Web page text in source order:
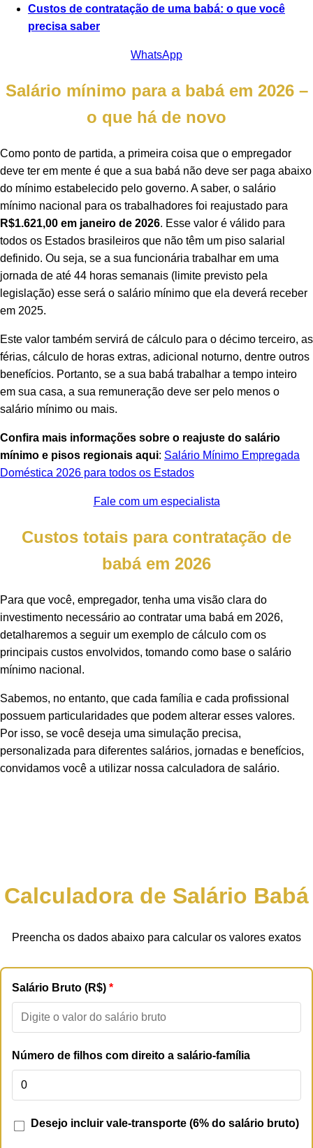
Custos de contratação de uma babá: o que você
precisa saber
WhatsApp
Salário mínimo para a babá em 2026 –
o que há de novo
Como ponto de partida, a primeira coisa que o empregador
deve ter em mente é que a sua babá não deve ser paga abaixo
do mínimo estabelecido pelo governo. A saber, o salário
mínimo nacional para os trabalhadores foi reajustado para
R$1.621,00 em janeiro de 2026. Esse valor é válido para
todos os Estados brasileiros que não têm um piso salarial
definido. Ou seja, se a sua funcionária trabalhar em uma
jornada de até 44 horas semanais (limite previsto pela
legislação) esse será o salário mínimo que ela deverá receber
em 2025.
Este valor também servirá de cálculo para o décimo terceiro, as
férias, cálculo de horas extras, adicional noturno, dentre outros
benefícios. Portanto, se a sua babá trabalhar a tempo inteiro
em sua casa, a sua remuneração deve ser pelo menos o
salário mínimo ou mais.
Confira mais informações sobre o reajuste do salário
mínimo e pisos regionais aqui: Salário Mínimo Empregada
Doméstica 2026 para todos os Estados
Fale com um especialista
Custos totais para contratação de
babá em 2026
Para que você, empregador, tenha uma visão clara do
investimento necessário ao contratar uma babá em 2026,
detalharemos a seguir um exemplo de cálculo com os
principais custos envolvidos, tomando como base o salário
mínimo nacional.
Sabemos, no entanto, que cada família e cada profissional
possuem particularidades que podem alterar esses valores.
Por isso, se você deseja uma simulação precisa,
personalizada para diferentes salários, jornadas e benefícios,
convidamos você a utilizar nossa calculadora de salário.
Calculadora de Salário Babá
Preencha os dados abaixo para calcular os valores exatos
Salário Bruto (R$)
Número de filhos com direito a salário-família
Desejo incluir vale-transporte (6% do salário bruto)